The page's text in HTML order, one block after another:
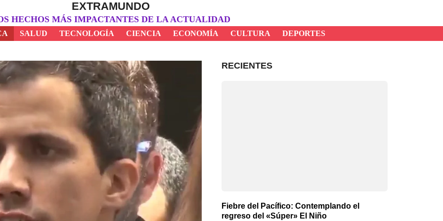
EXTRAMUNDO
HECHOS MÁS IMPACTANTES DE LA ACTUALIDAD
SALUD TECNOLOGÍA CIENCIA ECONOMÍA CULTURA DEPORTES
RECIENTES
Fiebre del Pacífico: Contemplando el
regreso del «Súper» El Niño